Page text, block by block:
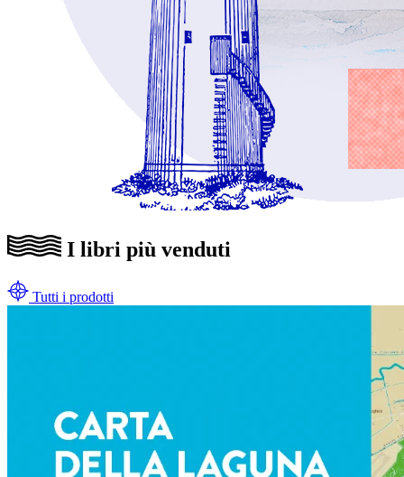
I libri più venduti
Tutti i prodotti